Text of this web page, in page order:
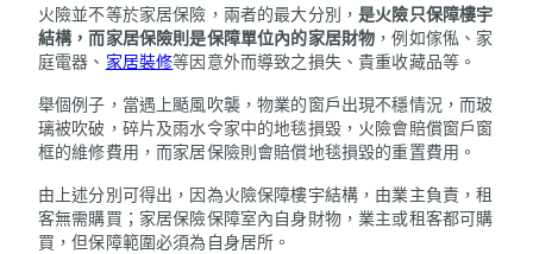
火險並不等於家居保險，兩者的最大分別，是火險只保障樓宇
結構，而家居保險則是保障單位內的家居財物 ，例如傢俬、家
庭電器、 家居裝修等因意外而導致之損失、貴重收藏品等。
舉個例子，當遇上颳風吹襲，物業的窗戶出現不穩情況，而玻
璃被吹破，碎片及雨水令家中的地毯損毀，火險會賠償窗戶窗
框的維修費用，而家居保險則會賠償地毯損毀的重置費用。
由上述分別可得出，因為火險保障樓宇結構，由業主負責，租
客無需購買；家居保險保障室內自身財物，業主或租客都可購
買，但保障範圍必須為自身居所。